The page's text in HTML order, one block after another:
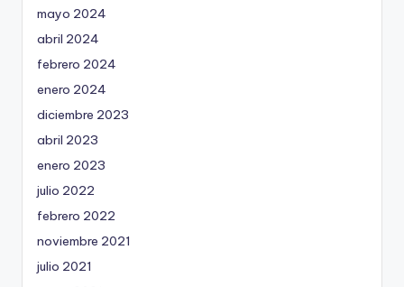
mayo 2024
abril 2024
febrero 2024
enero 2024
diciembre 2023
abril 2023
enero 2023
julio 2022
febrero 2022
noviembre 2021
julio 2021